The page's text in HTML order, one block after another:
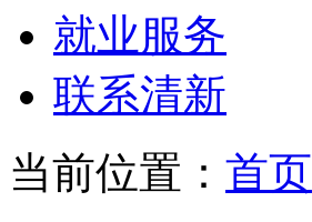
就业服务
联系清新
当前位置： 首页